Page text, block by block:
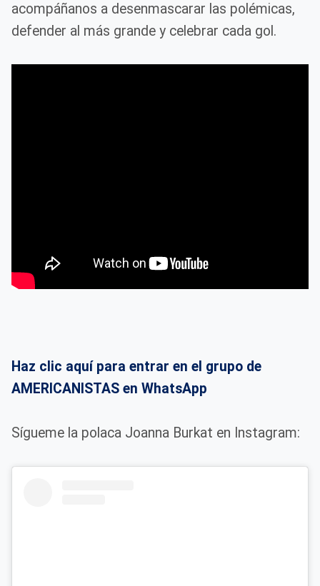
acompáñanos a desenmascarar las polémicas,
defender al más grande y celebrar cada gol.
Haz clic aquí para entrar en el grupo de
AMERICANISTAS en WhatsApp
Sígueme la polaca Joanna Burkat en Instagram: